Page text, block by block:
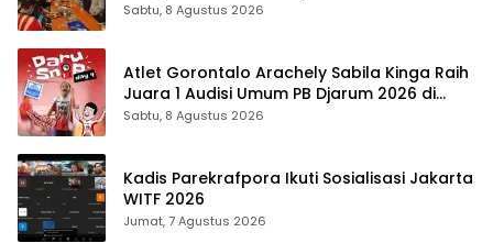
Sabtu, 8 Agustus 2026
Atlet Gorontalo Arachely Sabila Kinga Raih
Juara 1 Audisi Umum PB Djarum 2026 di
Makassar
Sabtu, 8 Agustus 2026
Kadis Parekrafpora Ikuti Sosialisasi Jakarta
WITF 2026
Jumat, 7 Agustus 2026